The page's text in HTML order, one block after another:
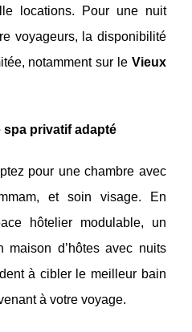
locations. Pour une nuit
voyageurs, la disponibilité
notamment sur le Vieux
privatif adapté
pour une chambre avec
et soin visage. En
hôtelier modulable, un
d’hôtes avec nuits
à cibler le meilleur bain
à votre voyage.